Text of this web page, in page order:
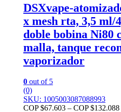
DSXvape-
x mesh rta, 3,5 ml/
doble bobina Ni80
malla, tanque
vaporizador
0 out of 5
(0)
SKU: 1005003087088993
COP $67.603 – COP $132.088